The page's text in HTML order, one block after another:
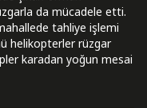
da mücadele etti.
tahliye işlemi
helikopterler rüzgar
karadan yoğun mesai